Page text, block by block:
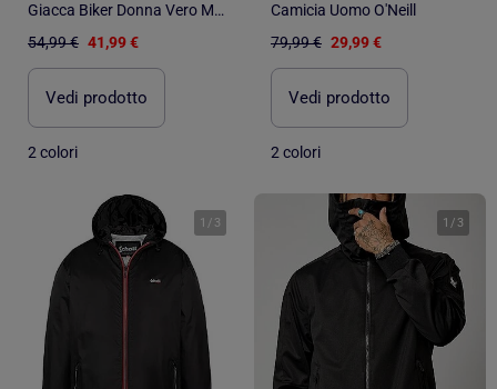
Giacca Biker Donna Vero Moda
54,99 € 41,99 €
Vedi prodotto
2 colori
Camicia Uomo O'Neill
79,99 € 29,99 €
Vedi prodotto
2 colori
1 / 3 1 / 3